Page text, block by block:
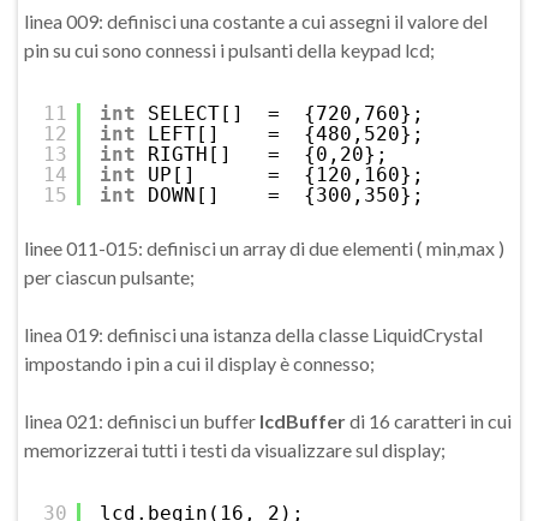
linea 009: definisci una costante a cui assegni il valore del
pin su cui sono connessi i pulsanti della keypad lcd;
11
12
13
14
15
int
SELECT[]  =  {720,760};
int
LEFT[]    =  {480,520};
int
RIGTH[]   =  {0,20};
int
UP[]      =  {120,160};
int
DOWN[]    =  {300,350};
linee 011-015: definisci un array di due elementi ( min,max )
per ciascun pulsante;
linea 019: definisci una istanza della classe LiquidCrystal
impostando i pin a cui il display è connesso;
linea 021: definisci un buffer lcdBufferdi 16 caratteri in cui
memorizzerai tutti i testi da visualizzare sul display;
30
lcd.begin(16, 2);